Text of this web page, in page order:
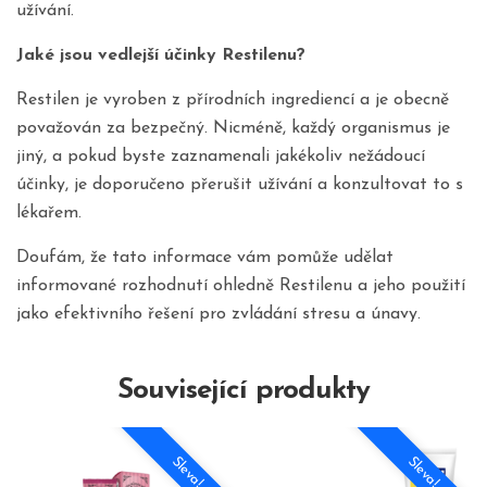
užívání.
Jaké jsou vedlejší účinky Restilenu?
Restilen je vyroben z přírodních ingrediencí a je obecně
považován za bezpečný. Nicméně, každý organismus je
jiný, a pokud byste zaznamenali jakékoliv nežádoucí
účinky, je doporučeno přerušit užívání a konzultovat to s
lékařem.
Doufám, že tato informace vám pomůže udělat
informované rozhodnutí ohledně Restilenu a jeho použití
jako efektivního řešení pro zvládání stresu a únavy.
Související produkty
Sleva! Sleva!